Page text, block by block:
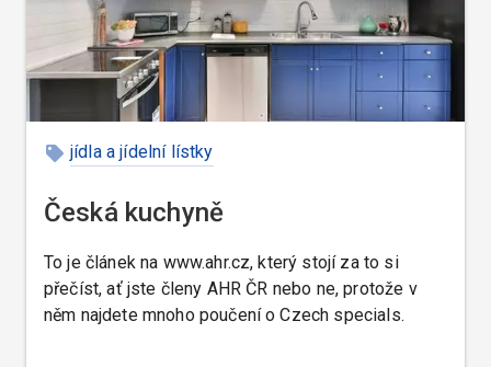
jídla a jídelní lístky
Česká kuchyně
To je článek na www.ahr.cz, který stojí za to si
přečíst, ať jste členy AHR ČR nebo ne, protože v
něm najdete mnoho poučení o Czech specials.